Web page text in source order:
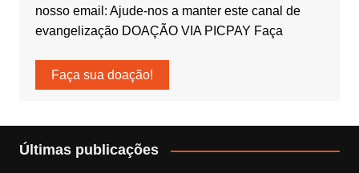
nosso email: Ajude-nos a manter este canal de
evangelização DOAÇÃO VIA PICPAY Faça
Faça sua doação!
Últimas publicações